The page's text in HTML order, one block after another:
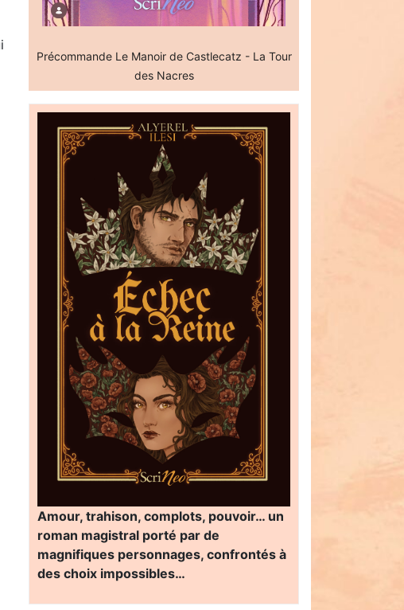
Précommande Le Manoir de Castlecatz - La Tour
des Nacres
Amour, trahison, complots, pouvoir… un
roman magistral porté par de
magnifiques personnages, confrontés à
des choix impossibles…